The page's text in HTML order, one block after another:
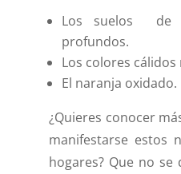
Los suelos de
profundos.
Los colores
El naranja oxidado.
¿Quieres conocer
manifestarse estos
hogares? Que no